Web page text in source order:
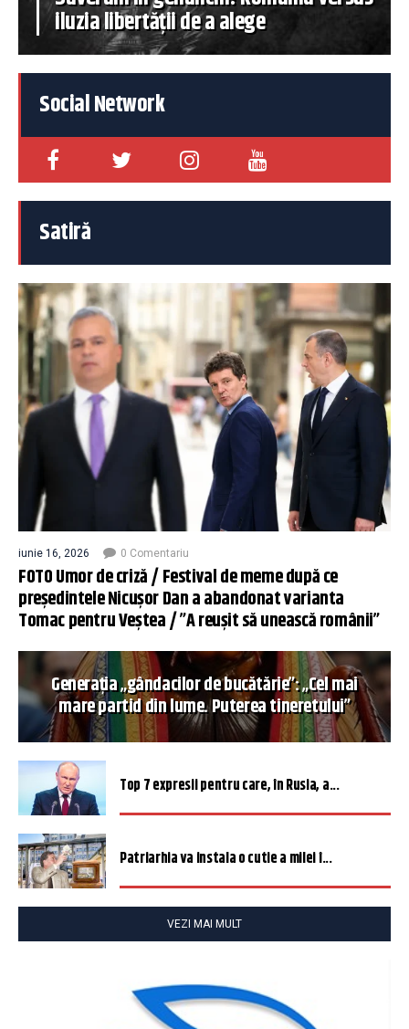
iluzia libertății de a alege
Social Network
Satiră
iunie 16, 2026 0 Comentariu
FOTO Umor de criză / Festival de meme după ce
președintele Nicușor Dan a abandonat varianta
Tomac pentru Veștea / ”A reușit să unească românii”
Generația „gândacilor de bucătărie”: „Cel mai
mare partid din lume. Puterea tineretului”
Top 7 expresii pentru care, în Rusia, a...
Patriarhia va instala o cutie a milei î...
VEZI MAI MULT